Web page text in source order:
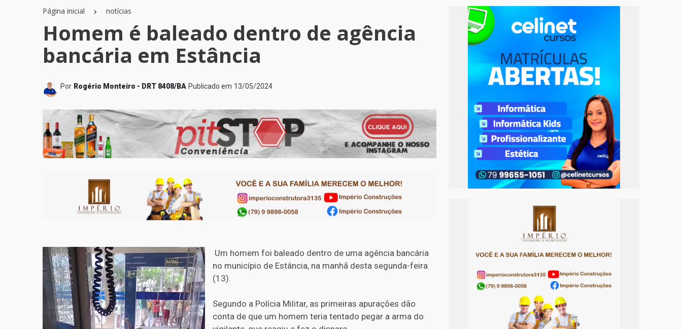
Página inicial notícias
Homem é baleado dentro de agência
bancária em Estância
Por Rogério Monteiro - DRT 8408/BA Publicado em 13/05/2024
Um homem foi baleado dentro de uma agência bancária
no município de Estância, na manhã desta segunda-feira
(13).
Segundo a Polícia Militar, as primeiras apurações dão
conta de que um homem teria tentado pegar a arma do